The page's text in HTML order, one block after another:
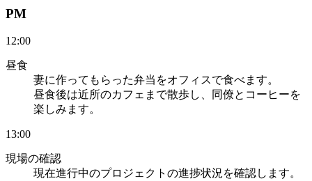
PM
12:00
昼食
妻に作ってもらった弁当をオフィスで食べます。
昼食後は近所のカフェまで散歩し、同僚とコーヒーを
楽しみます。
13:00
現場の確認
現在進行中のプロジェクトの進捗状況を確認します。